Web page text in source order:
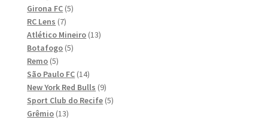
Girona FC 55
RC Lens 77
produkter
Atlético Mineiro 1313
Botafogo 55
Remo 55
produkter
São Paulo FC 1414
produkter
New York Red Bulls 99
produkter
Sport Club do Recife 55
Grêmio 1313